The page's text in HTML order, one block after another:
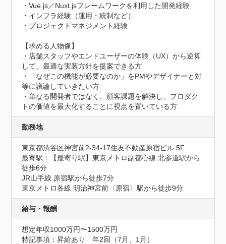
・Vue.js／Nuxt.jsフレームワークを利用した開発経験
・インフラ経験（運用・統制など）
・プロジェクトマネジメント経験
【求める人物像】
・店舗スタッフやエンドユーザーの体験（UX）から逆算
して、最適な実装方針を提案できる方
・「なぜこの機能が必要なのか」をPMやデザイナーと対
等に議論していきたい方
・単なる開発者ではなく、顧客課題を解決し、プロダク
トの価値を最大化することに視点を置いている方
勤務地
東京都渋谷区神宮前2-34-17住友不動産原宿ビル 5F
最寄駅：【最寄り駅】東京メトロ副都心線 北参道駅から
徒歩6分
JR山手線 原宿駅から徒歩7分
東京メトロ各線 明治神宮前〈原宿〉駅から徒歩9分
給与・報酬
想定年収1000万円〜1500万円
特記事項：昇給あり　年2回（7月、1月）